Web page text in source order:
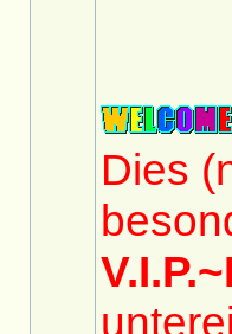
Dies